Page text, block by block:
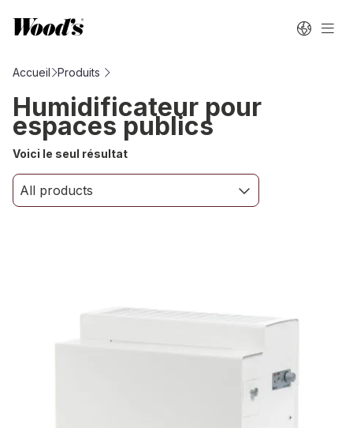
Accueil Produits
Humidificateur pour
espaces publics
Voici le seul résultat